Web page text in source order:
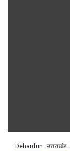
Dehardun उत्तराखंड